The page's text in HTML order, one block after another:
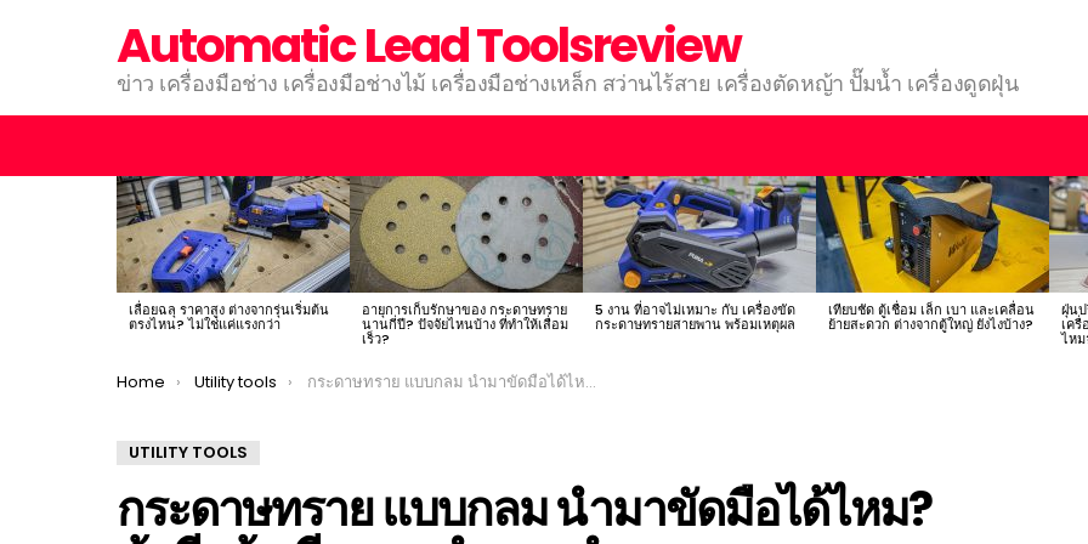
Automatic Lead Toolsreview
ข่าว เครื่องมือช่าง เครื่องมือช่างไม้ เครื่องมือช่างเหล็ก สว่านไร้สาย เครื่องตัดหญ้า ปั๊มน้ำ เครื่องดูดฝุ่น
LATEST
STORIES
เลื่อยฉลุ ราคาสูง ต่างจากรุ่นเริ่มต้น
ตรงไหน? ไม่ใช่แค่แรงกว่า
อายุการเก็บรักษาของ กระดาษทราย
นานกี่ปี? ปัจจัยไหนบ้าง ที่ทำให้เสื่อม
เร็ว?
5 งาน ที่อาจไม่เหมาะ กับ เครื่องขัด
กระดาษทรายสายพาน พร้อมเหตุผล
เทียบชัด ตู้เชื่อม เล็ก เบา และเคลื่อน
ย้ายสะดวก ต่างจากตู้ใหญ่ ยังไงบ้าง?
ฝุ่น
เครื่
ไห
You are here:
Home Utility tools กระดาษทราย แบบกลม นำมาขัดมือได้ไหม? ข้อดี-ข้อเสีย และคำแนะนำ
UTILITY TOOLS
กระดาษทราย แบบกลม นำมาขัดมือได้ไหม?